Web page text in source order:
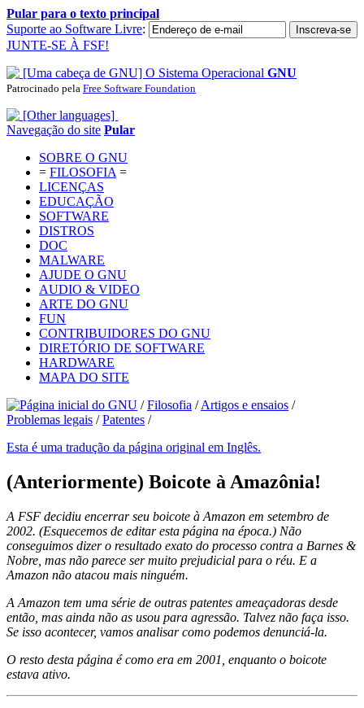
Pular para o texto principal
Suporte ao Software Livre:
JUNTE-SE À FSF!
O Sistema Operacional GNU
Patrocinado pela Free Software Foundation
Navegação do site Pular
SOBRE O GNU
= FILOSOFIA =
LICENÇAS
EDUCAÇÃO
SOFTWARE
DISTROS
DOC
MALWARE
AJUDE O GNU
AUDIO & VIDEO
ARTE DO GNU
FUN
CONTRIBUIDORES DO GNU
DIRETÓRIO DE SOFTWARE
HARDWARE
MAPA DO SITE
/Filosofia /Artigos e ensaios /
Problemas legais /Patentes /
Esta é uma tradução da página original em Inglês.
(Anteriormente) Boicote à Amazônia!
A FSF decidiu encerrar seu boicote à Amazon em setembro de
2002. (Esquecemos de editar esta página na época.) Não
conseguimos dizer o resultado exato do processo contra a Barnes &
Nobre, mas não parece ser muito prejudicial para o réu. E a
Amazon não atacou mais ninguém.
A Amazon tem uma série de outras patentes ameaçadoras desde
então, mas ainda não as usou para agressão. Talvez não faça isso.
Se isso acontecer, vamos analisar como podemos denunciá-la.
O resto desta página é como era em 2001, enquanto o boicote
estava ativo.